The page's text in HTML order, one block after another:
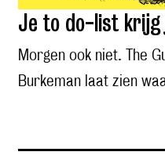
Je to do-list krijg
Morgen ook niet. The
Burkeman laat zien